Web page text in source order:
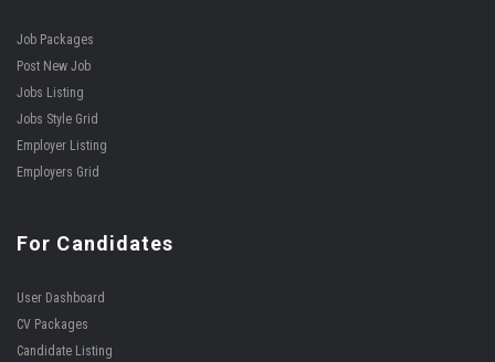
Job Packages
Post New Job
Jobs Listing
Jobs Style Grid
Employer Listing
Employers Grid
For Candidates
User Dashboard
CV Packages
Candidate Listing